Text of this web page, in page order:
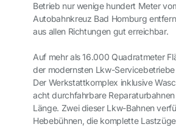
Betrieb nur wenige hundert Meter
Autobahnkreuz Bad Homburg
aus allen Richtungen gut erreichbar.
Auf mehr als 16.000 Quadratmeter
der modernsten Lkw-
Der Werkstattkomplex inklusive
acht durchfahrbare
Länge. Zwei dieser Lkw-Bahnen
Hebebühnen, die komplette